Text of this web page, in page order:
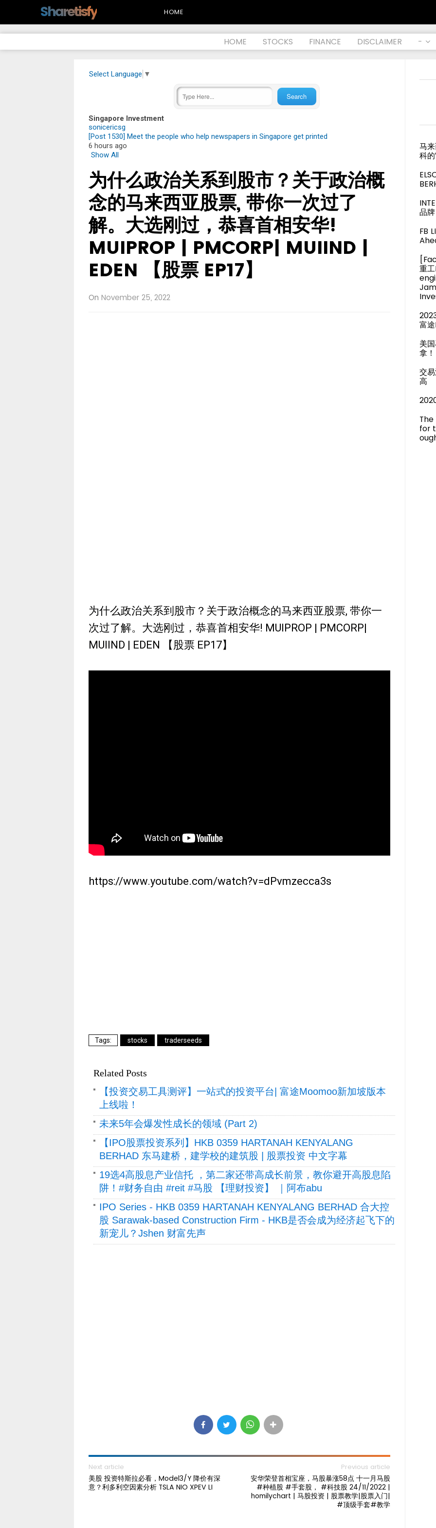
Sharetisfy HOME
HOME STOCKS FINANCE DISCLAIMER -
Select Language ▼
Singapore Investment
sonicericsg
[Post 1530] Meet the people who help newspapers in Singapore get printed
6 hours ago
Show All
为什么政治关系到股市？关于政治概
念的马来西亚股票, 带你一次过了
解。大选刚过，恭喜首相安华!
MUIPROP | PMCORP| MUIIND |
EDEN 【股票 EP17】
On November 25, 2022
为什么政治关系到股市？关于政治概念的马来西亚股票, 带你一
次过了解。大选刚过，恭喜首相安华! MUIPROP | PMCORP|
MUIIND | EDEN 【股票 EP17】
https://www.youtube.com/watch?v=dPvmzecca3s
stocks traderseeds
Related Posts
【投资交易工具测评】一站式的投资平台| 富途Moomoo新加坡版本
上线啦！
未来5年会爆发性成长的领域 (Part 2)
【IPO股票投资系列】HKB 0359 HARTANAH KENYALANG
BERHAD 东马建桥，建学校的建筑股 | 股票投资 中文字幕
19选4高股息产业信托 ，第二家还带高成长前景，教你避开高股息陷
阱！#财务自由 #reit #马股 【理财投资】 ｜阿布abu
IPO Series - HKB 0359 HARTANAH KENYALANG BERHAD 合大控
股 Sarawak-based Construction Firm - HKB是否会成为经济起飞下的
新宠儿？Jshen 财富先声
Next article
美股 投资特斯拉必看，Model3/Y 降价有深
意？利多利空因素分析 TSLA NIO XPEV LI
Previous article
安华荣登首相宝座，马股暴涨58点 十一月马股
#种植股 #手套股， #科技股 24/11/2022 |
homilychart | 马股投资 | 股票教学|股票入门|
#顶级手套#教学
马
科
品
FB
重
富
美
拿！
交
高
for